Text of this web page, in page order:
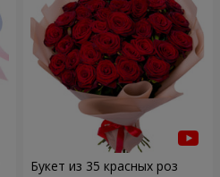
Букет из 35 красных роз